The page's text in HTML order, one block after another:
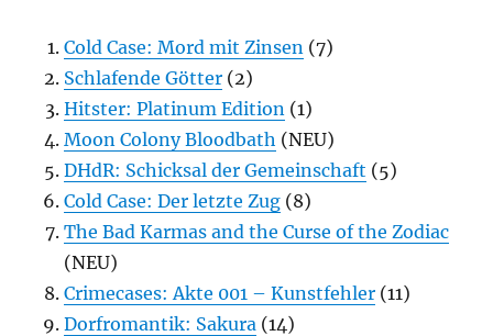
Cold Case: Mord mit Zinsen (7)
Schlafende Götter (2)
Hitster: Platinum Edition (1)
Moon Colony Bloodbath (NEU)
DHdR: Schicksal der Gemeinschaft (5)
Cold Case: Der letzte Zug (8)
The Bad Karmas and the Curse of the Zodiac
(NEU)
Crimecases: Akte 001 – Kunstfehler (11)
Dorfromantik: Sakura (14)